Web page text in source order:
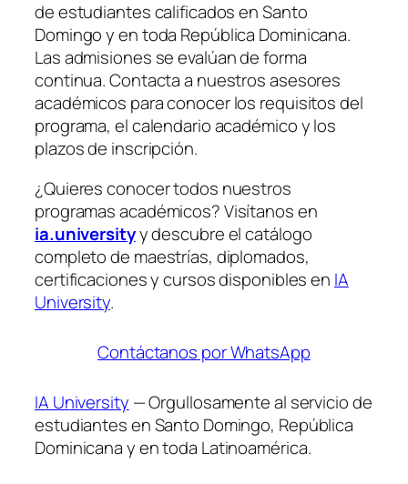
de estudiantes calificados en Santo
Domingo y en toda República Dominicana.
Las admisiones se evalúan de forma
continua. Contacta a nuestros asesores
académicos para conocer los requisitos del
programa, el calendario académico y los
plazos de inscripción.
¿Quieres conocer todos nuestros
programas académicos? Visítanos en
ia.universityy descubre el catálogo
completo de maestrías, diplomados,
certificaciones y cursos disponibles en IA
University.
Contáctanos por WhatsApp
IA University — Orgullosamente al servicio de
estudiantes en Santo Domingo, República
Dominicana y en toda Latinoamérica.